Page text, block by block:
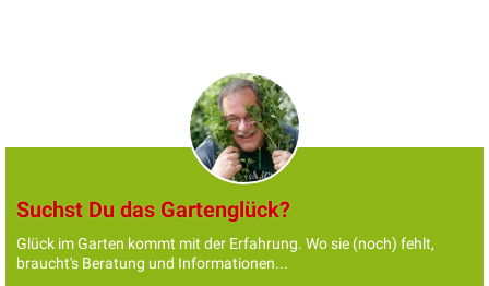
Suchst Du das Gartenglück?
Glück im Garten kommt mit der Erfahrung. Wo sie (noch) fehlt,
braucht's Beratung und Informationen...